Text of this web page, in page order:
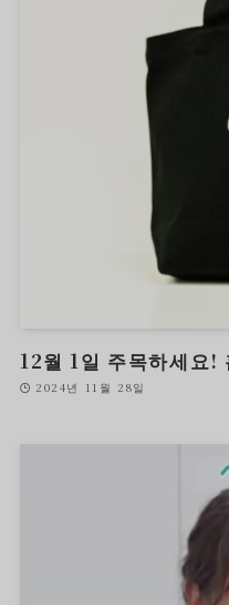
12월 1일 주목하세요!
2024년 11월 28일